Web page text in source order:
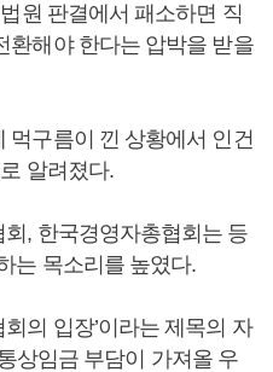
원 판결에서 패소하면 직
환해야 한다는 압박을 받을
먹구름이 낀 상황에서 인건
알려졌다.
, 한국경영자총협회는 등
는 목소리를 높였다.
의 입장’이라는 제목의 자
상임금 부담이 가져올 우